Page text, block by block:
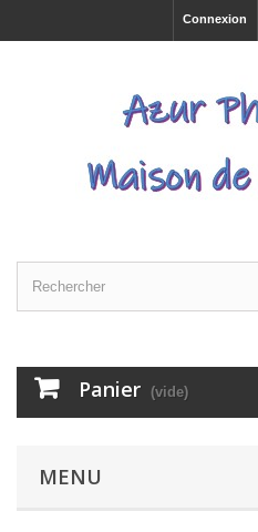
Connexion
Panier (vide)
MENU